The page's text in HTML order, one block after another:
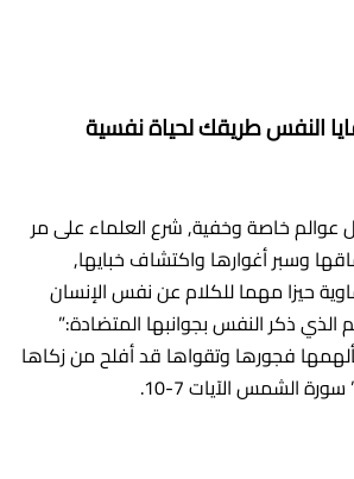
النفس طريقك لحياة نفسية
عوالم خاصة وخفية, شرع العلماء على مر
وسبر أغوارها واكتشاف خبايها,
حيزا مهما للكلام عن نفس الإنسان
الذي ذكر النفس بجوانبها المتضادة:”
فجورها وتقواها قد أفلح من زكاها
الشمس الآيات 7-10.